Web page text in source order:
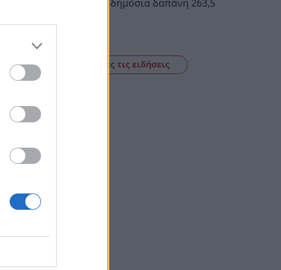
Απόφαση με δημόσια δαπάνη 263,5
Δείτε όλες τις ειδήσεις